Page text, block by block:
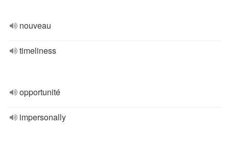
nouveau
timeliness
opportunité
impersonally